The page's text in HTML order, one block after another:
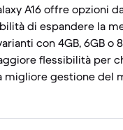
A16 offre opzioni
di espandere la
con 4GB, 6GB o
flessibilità per
migliore gestione del